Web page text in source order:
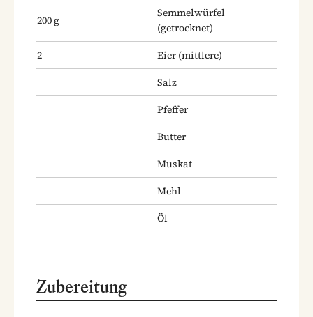
200g
Semmelwürfel
(getrocknet)
2
Eier (mittlere)
Salz
Pfeffer
Butter
Muskat
Mehl
Öl
Zubereitung